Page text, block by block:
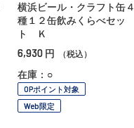
横浜ビール・クラフト缶４
種１２缶飲みくらべセッ
ト Ｋ
6,930 円 （税込）
在庫：○
OPポイント対象
Web限定